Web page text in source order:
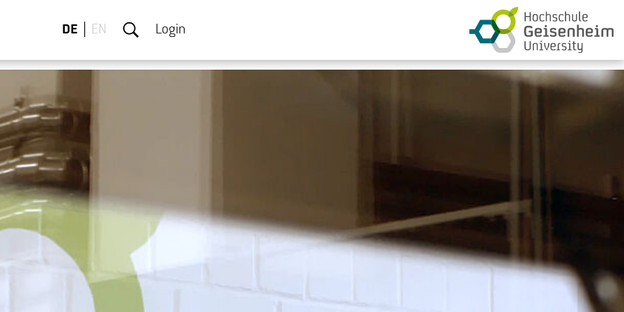
DE EN Login